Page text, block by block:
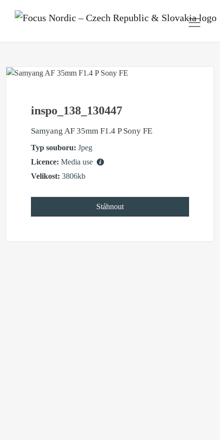
inspo_138_130447
Samyang AF 35mm F1.4 P Sony FE
Typ souboru: Jpeg
Licence: Media use
Velikost: 3806kb
Stáhnout